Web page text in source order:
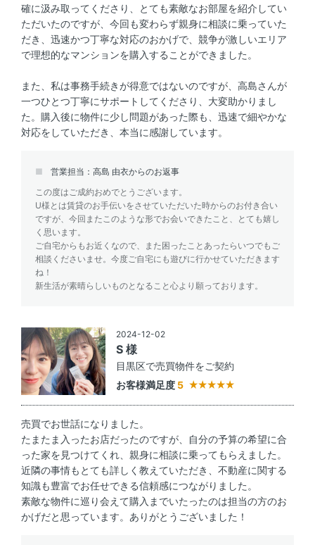
確に汲み取ってくださり、とても素敵なお部屋を紹介してい
ただいたのですが、今回も変わらず親身に相談に乗っていた
だき、迅速かつ丁寧な対応のおかげで、競争が激しいエリア
で理想的なマンションを購入することができました。
また、私は事務手続きが得意ではないのですが、高島さんが
一つひとつ丁寧にサポートしてくださり、大変助かりまし
た。購入後に物件に少し問題があった際も、迅速で細やかな
対応をしていただき、本当に感謝しています。
営業担当：高島 由衣からのお返事
この度はご成約おめでとうございます。
U様とは賃貸のお手伝いをさせていただいた時からのお付き合い
ですが、今回またこのような形でお会いできたこと、とても嬉し
く思います。
ご自宅からもお近くなので、また困ったことあったらいつでもご
相談くださいませ。今度ご自宅にも遊びに行かせていただきます
ね！
新生活が素晴らしいものとなること心より願っております。
2024-12-02
S 様
目黒区で売買物件をご契約
お客様満足度 5
売買でお世話になりました。
たまたま入ったお店だったのですが、自分の予算の希望に合
った家を見つけてくれ、親身に相談に乗ってもらえました。
近隣の事情もとても詳しく教えていただき、不動産に関する
知識も豊富でお任せできる信頼感につながりました。
素敵な物件に巡り会えて購入までいたったのは担当の方のお
かげだと思っています。ありがとうございました！